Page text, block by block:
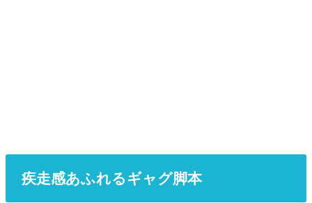
疾走感あふれるギャグ脚本